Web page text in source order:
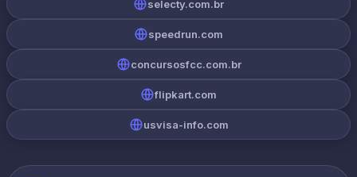
selecty.com.br
speedrun.com
concursosfcc.com.br
flipkart.com
usvisa-info.com